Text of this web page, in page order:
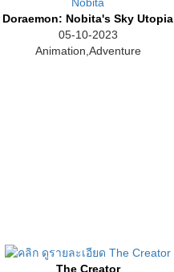
Doraemon: Nobita's Sky Utopia
05-10-2023
Animation,Adventure
The Creator